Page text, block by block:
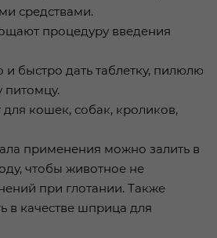
средствами.
процедуру введения
быстро дать таблетку, пилюлю
кошек, собак, кроликов,
применения можно залить в
чтобы животное не
при глотании. Также
в качестве шприца для